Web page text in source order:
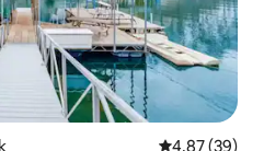
Évaluation
4,87 (39)